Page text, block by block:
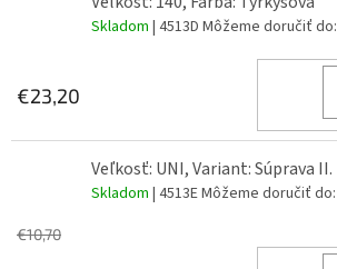
Skladom | 4513D Môžeme doručiť do:
€23,20
Veľkosť: UNI, Variant: Súprava II.
Skladom | 4513EMôžeme doručiť do:
€10,70